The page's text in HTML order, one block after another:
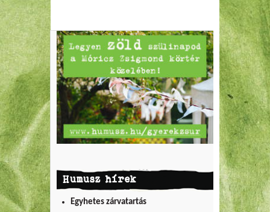
Humusz hírek
Egyhetes zárvatartás